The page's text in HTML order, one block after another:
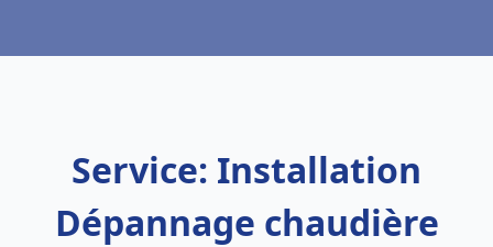
Service: Installation
Dépannage chaudière